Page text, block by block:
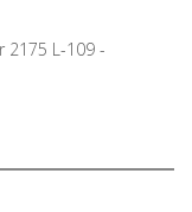
2175 L-109 -